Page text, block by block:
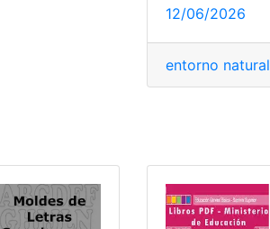
Libro de estudios sociales
12/06/2026
entorno natural